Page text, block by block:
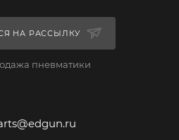
НА РАССЫЛКУ
пневматики